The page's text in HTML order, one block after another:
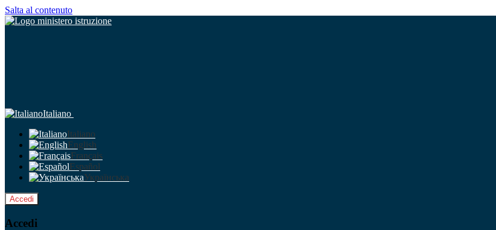
Salta al contenuto
Italiano
Italiano
English
Français
Español
Українська
Accedi
Accedi